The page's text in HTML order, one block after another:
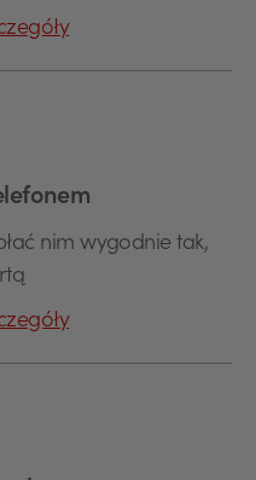
nim wygodnie tak,